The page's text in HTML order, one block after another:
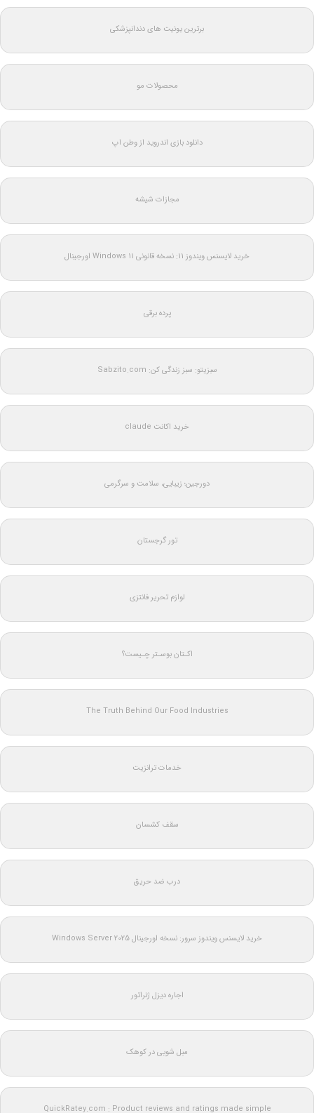
برترین یونیت های دندانپزشکی
محصولات مو
دانلود بازی اندروید از وطن اپ
مجازات شیشه
خرید لایسنس ویندوز 11: نسخه قانونی Windows 11 اورجینال
پرده برقی
سبزیتو: سبز زندگی کن: Sabzito.com
خرید اکانت claude
دورجین؛ زیبایی، سلامت و سرگرمی
تور گرجستان
لوازم تحریر فانتزی
اکـتان بوسـتر چـیست؟
The Truth Behind Our Food Industries
خدمات ترانزیت
سقف کشسان
درب ضد حریق
خرید لایسنس ویندوز سرور: نسخه اورجینال Windows Server 2025
اجاره دیزل ژنراتور
مبل شویی در کوهک
QuickRatey.com : Product reviews and ratings made simple